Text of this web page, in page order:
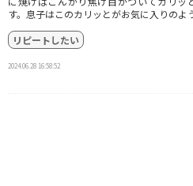
す。息子はこのカリッとがお気に入りのよ
リピートしたい
2024.06.28 16:58:52